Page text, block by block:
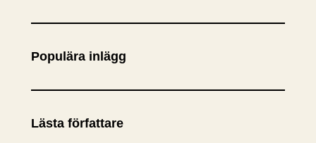
k
Populära inlägg
Lästa författare